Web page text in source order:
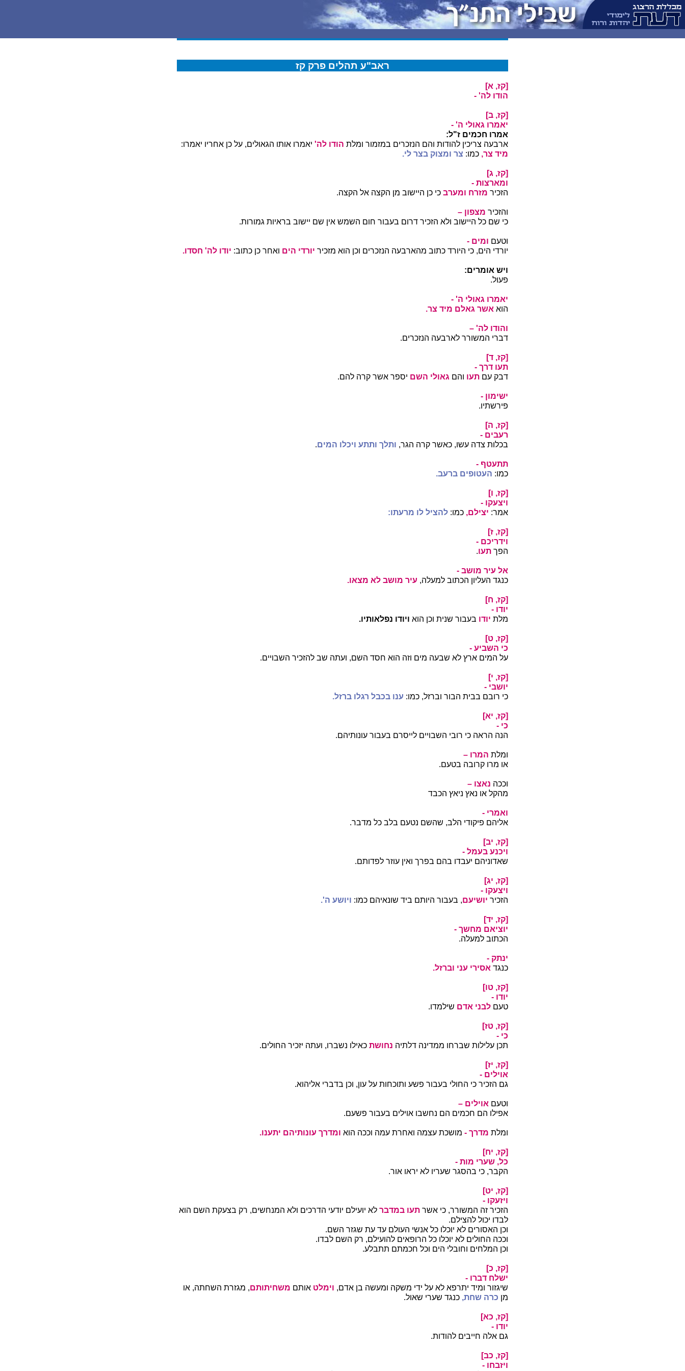
ראב"ע תהלים פרק קז
[קז, א]
הודו לה' -
[קז, ב]
יאמרו גאולי ה' -
אמרו חכמים ז"ל:
ארבעה צריכין להודות והם הנזכרים במזמור ומלת הודו לה' יאמרו אותו הגאולים, על כן אחריו יאמרו:
מיד צר, כמו: צר ומצוק בצר לי.
[קז, ג]
ומארצות -
הזכיר מזרח ומערב כי כן היישוב מן הקצה אל הקצה.
והזכיר מצפון –
כי שם כל היישוב ולא הזכיר דרום בעבור חום השמש אין שם יישוב בראיות גמורות.
וטעם ומים -
יורדי הים, כי היורד כתוב מהארבעה הנזכרים וכן הוא מזכיר יורדי הים ואחר כן כתוב: יודו לה' חסדו.
ויש אומרים:
פעול.
יאמרו גאולי ה' -
הוא אשר גאלם מיד צר.
והודו לה' –
דברי המשורר לארבעה הנזכרים.
[קז, ד]
תעו דרך -
דבק עם תעו והם גאולי השם יספר אשר קרה להם.
ישימון -
פירשתיו.
[קז, ה]
רעבים -
בכלות צדה עשו, כאשר קרה הגר, ותלך ותתע ויכלו המים.
תתעטף -
כמו: העטופים ברעב.
[קז, ו]
ויצעקו -
אמר: יצילם, כמו: להציל לו מרעתו:
[קז, ז]
וידריכם -
הפך תעו.
אל עיר מושב -
כנגד העליון הכתוב למעלה, עיר מושב לא מצאו.
[קז, ח]
יודו -
מלת יודו בעבור שנית וכן הוא ויודו נפלאותיו.
[קז, ט]
כי השביע -
על המים ארץ לא שבעה מים וזה הוא חסד השם, ועתה שב להזכיר השבויים.
[קז, י]
יושבי -
כי רובם בבית הבור וברזל, כמו: ענו בכבל רגלו ברזל.
[קז, יא]
כי -
הנה הראה כי רובי השבויים לייסרם בעבור עונותיהם.
ומלת המרו –
או מרו קרובה בטעם.
וככה נאצו –
מהקל או נאץ ניאץ הכבד
ואמרי -
אליהם פיקודי הלב, שהשם נטעם בלב כל מדבר.
[קז, יב]
ויכנע בעמל -
שאדוניהם יעבדו בהם בפרך ואין עוזר לפדותם.
[קז, יג]
ויצעקו -
הזכיר יושיעם, בעבור היותם ביד שונאיהם כמו: ויושע ה'.
[קז, יד]
יוציאם מחשך -
הכתוב למעלה.
ינתק -
כנגד אסירי עני וברזל.
[קז, טו]
יודו -
טעם לבני אדם שילמדו.
[קז, טז]
כי -
תכן עלילות שברחו ממדינה דלתיה נחושת כאילו נשברו, ועתה יזכיר החולים.
[קז, יז]
אוילים -
גם הזכיר כי החולי בעבור פשע ותוכחות על עון, וכן בדברי אליהוא.
וטעם אוילים –
אפילו הם חכמים הם נחשבו אוילים בעבור פשעם.
ומלת מדרך - מושכת עצמה ואחרת עמה וככה הוא ומדרך עונותיהם יתענו.
[קז, יח]
כל, שערי מות -
הקבר, כי בהסגר שעריו לא יראו אור.
[קז, יט]
ויזעקו -
הזכיר זה המשורר, כי אשר תעו במדבר לא יועילם יודעי הדרכים ולא המנחשים, רק בצעקת השם הוא
לבדו יכול להצילם.
וכן האסורים לא יוכלו כל אנשי העולם עד עת שגזר השם.
וככה החולים לא יוכלו כל הרופאים להועילם, רק השם לבדו.
וכן המלחים וחובלי הים וכל חכמתם תתבלע.
[קז, כ]
ישלח דברו -
שיגזור ומיד יתרפא לא על ידי משקה ומעשה בן אדם, וימלט אותם משחיתותם, מגזרת השחתה, או
מן כרה שחת, כנגד שערי שאול.
[קז, כא]
יודו -
גם אלה חייבים להודות.
[קז, כב]
ויזבחו -